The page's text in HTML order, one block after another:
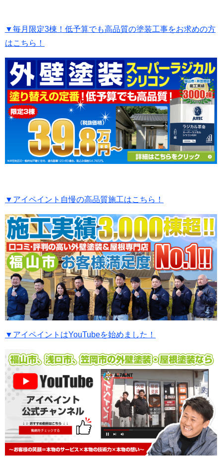
▼毎月限定3棟！低予算でも高品質の塗装工事をお求めの方
はこちら！
▼アイペイント自慢の高品質施工はこちら！
▼アイペイントはYouTubeを始めました！